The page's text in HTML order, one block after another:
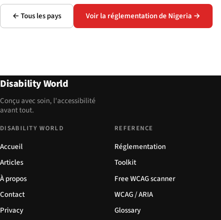
← Tous les pays Voir la réglementation de Nigeria →
Disability World
Conçu avec soin, l'accessibilité
avant tout.
DISABILITY WORLD
Accueil
Articles
À propos
Contact
Privacy
REFERENCE
Réglementation
Toolkit
Free WCAG scanner
WCAG / ARIA
Glossary